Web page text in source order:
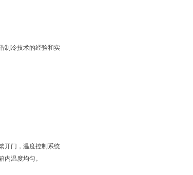
制冷技术的经验和实
开门，温度控制系统
温度均匀。